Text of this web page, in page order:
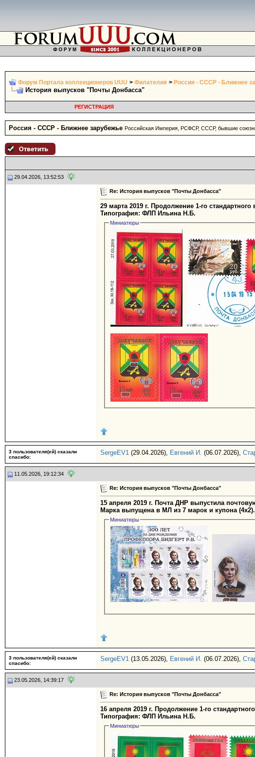
Форум Портала коллекционеров UUU > Филателия > Россия - СССР - Ближнее
История выпусков "Почты Донбасса"
РЕГИСТРАЦИЯ
Россия - СССР - Ближнее зарубежье Российская Империя, РСФСР, СССР, бывшие
29.04.2026, 13:52:53
Re: История выпусков "Почты Донбасса"
29 марта 2019 г. Продолжение 1-го
Типография: ФЛП Ильина Н.Б.
Миниатюры
3 пользователя(ей) сказали
cпасибо:
SergeEV1 (29.04.2026), Евгений И. (06.07.2026),
11.05.2026, 19:12:34
Re: История выпусков "Почты Донбасса"
15 апреля 2019 г. Почта ДНР выпустила
Марка выпущена в МЛ из 7 марок и купона
Миниатюры
3 пользователя(ей) сказали
cпасибо:
SergeEV1 (13.05.2026), Евгений И. (06.07.2026),
23.05.2026, 14:39:17
Re: История выпусков "Почты Донбасса"
16 апреля 2019 г. Продолжение 1-го
Типография: ФЛП Ильина Н.Б.
Миниатюры